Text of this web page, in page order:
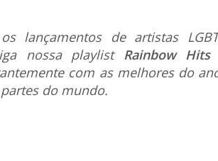
lançamentos de artistas
nossa playlist Rainbow
com as melhores do
do mundo.